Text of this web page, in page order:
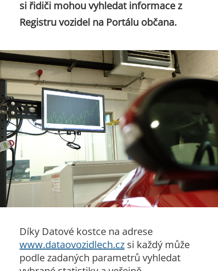
si řidiči mohou vyhledat informace z
Registru vozidel na Portálu občana.
Díky Datové kostce na adrese
www.dataovozidlech.cz si každý může
podle zadaných parametrů vyhledat